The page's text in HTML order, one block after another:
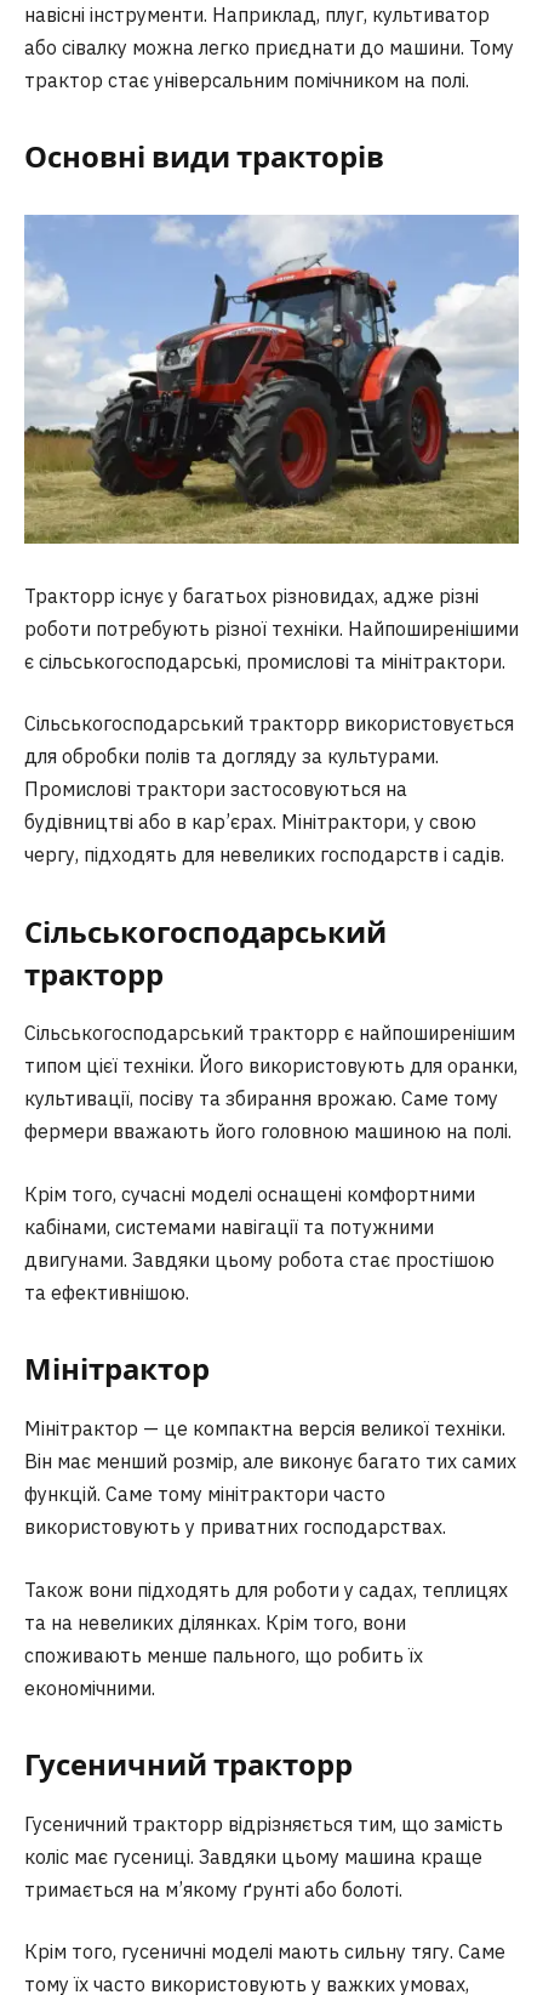
навісні інструменти. Наприклад, плуг, культиватор
або сівалку можна легко приєднати до машини. Тому
трактор стає універсальним помічником на полі.
Основні види тракторів
Тракторр існує у багатьох різновидах, адже різні
роботи потребують різної техніки. Найпоширенішими
є сільськогосподарські, промислові та мінітрактори.
Сільськогосподарський тракторр використовується
для обробки полів та догляду за культурами.
Промислові трактори застосовуються на
будівництві або в кар’єрах. Мінітрактори, у свою
чергу, підходять для невеликих господарств і садів.
Сільськогосподарський
тракторр
Сільськогосподарський тракторр є найпоширенішим
типом цієї техніки. Його використовують для оранки,
культивації, посіву та збирання врожаю. Саме тому
фермери вважають його головною машиною на полі.
Крім того, сучасні моделі оснащені комфортними
кабінами, системами навігації та потужними
двигунами. Завдяки цьому робота стає простішою
та ефективнішою.
Мінітрактор
Мінітрактор — це компактна версія великої техніки.
Він має менший розмір, але виконує багато тих самих
функцій. Саме тому мінітрактори часто
використовують у приватних господарствах.
Також вони підходять для роботи у садах, теплицях
та на невеликих ділянках. Крім того, вони
споживають менше пального, що робить їх
економічними.
Гусеничний тракторр
Гусеничний тракторр відрізняється тим, що замість
коліс має гусениці. Завдяки цьому машина краще
тримається на м’якому ґрунті або болоті.
Крім того, гусеничні моделі мають сильну тягу. Саме
тому їх часто використовують у важких умовах,